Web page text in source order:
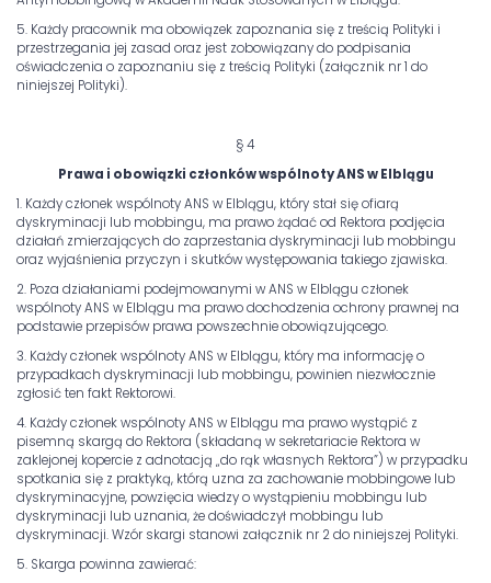
5. Każdy pracownik ma obowiązek zapoznania się z treścią Polityki i
przestrzegania jej zasad oraz jest zobowiązany do podpisania
oświadczenia o zapoznaniu się z treścią Polityki (załącznik nr 1 do
niniejszej Polityki).
§ 4
Prawa i obowiązki członków wspólnoty ANS w Elblągu
1. Każdy członek wspólnoty ANS w Elblągu, który stał się ofiarą
dyskryminacji lub mobbingu, ma prawo żądać od Rektora podjęcia
działań zmierzających do zaprzestania dyskryminacji lub mobbingu
oraz wyjaśnienia przyczyn i skutków występowania takiego zjawiska.
2. Poza działaniami podejmowanymi w ANS w Elblągu członek
wspólnoty ANS w Elblągu ma prawo dochodzenia ochrony prawnej na
podstawie przepisów prawa powszechnie obowiązującego.
3. Każdy członek wspólnoty ANS w Elblągu, który ma informację o
przypadkach dyskryminacji lub mobbingu, powinien niezwłocznie
zgłosić ten fakt Rektorowi.
4. Każdy członek wspólnoty ANS w Elblągu ma prawo wystąpić z
pisemną skargą do Rektora (składaną w sekretariacie Rektora w
zaklejonej kopercie z adnotacją „do rąk własnych Rektora”) w przypadku
spotkania się z praktyką, którą uzna za zachowanie mobbingowe lub
dyskryminacyjne, powzięcia wiedzy o wystąpieniu mobbingu lub
dyskryminacji lub uznania, że doświadczył mobbingu lub
dyskryminacji. Wzór skargi stanowi załącznik nr 2 do niniejszej Polityki.
5. Skarga powinna zawierać: